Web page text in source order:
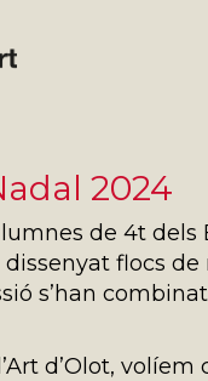
2024
de 4t dels
flocs
s’han
d’Olot,